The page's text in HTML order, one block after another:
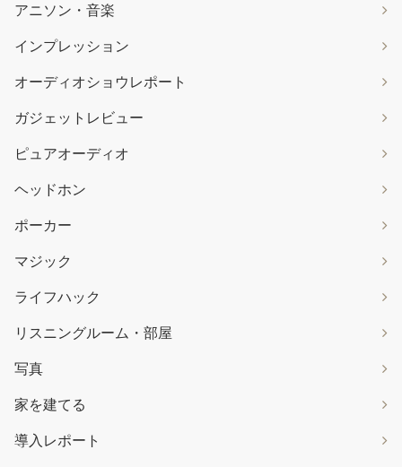
アニソン・音楽
インプレッション
オーディオショウレポート
ガジェットレビュー
ピュアオーディオ
ヘッドホン
ポーカー
マジック
ライフハック
リスニングルーム・部屋
写真
家を建てる
導入レポート